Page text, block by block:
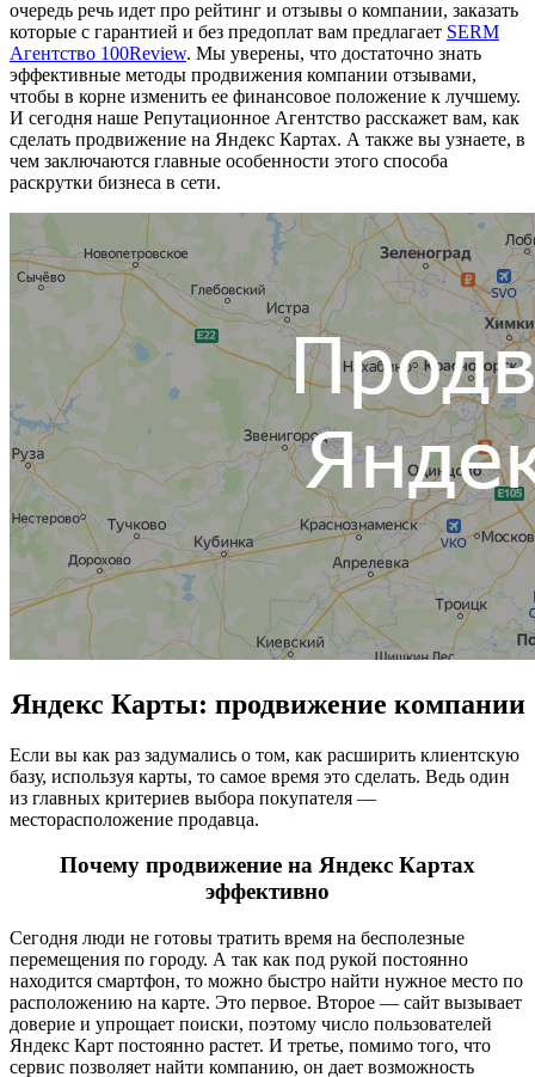
очередь речь идет про рейтинг и отзывы о компании, заказать
которые с гарантией и без предоплат вам предлагает SERM
Агентство 100Review. Мы уверены, что достаточно знать
эффективные методы продвижения компании отзывами,
чтобы в корне изменить ее финансовое положение к лучшему.
И сегодня наше Репутационное Агентство расскажет вам, как
сделать продвижение на Яндекс Картах. А также вы узнаете, в
чем заключаются главные особенности этого способа
раскрутки бизнеса в сети.
Яндекс Карты: продвижение компании
Если вы как раз задумались о том, как расширить клиентскую
базу, используя карты, то самое время это сделать. Ведь один
из главных критериев выбора покупателя —
месторасположение продавца.
Почему продвижение на Яндекс Картах
эффективно
Сегодня люди не готовы тратить время на бесполезные
перемещения по городу. А так как под рукой постоянно
находится смартфон, то можно быстро найти нужное место по
расположению на карте. Это первое. Второе — сайт вызывает
доверие и упрощает поиски, поэтому число пользователей
Яндекс Карт постоянно растет. И третье, помимо того, что
сервис позволяет найти компанию, он дает возможность